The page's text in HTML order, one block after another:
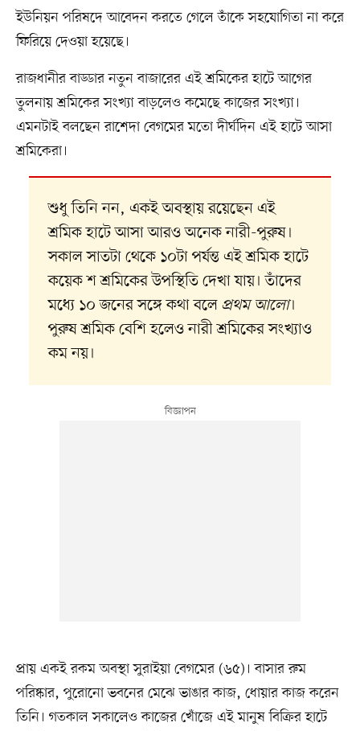
ইউনিয়ন পরিষদে আবেদন করতে গেলে তাঁকে সহযোগিতা না করে
ফিরিয়ে দেওয়া হয়েছে।
রাজধানীর বাড্ডার নতুন বাজারের এই শ্রমিকের হাটে আগের
তুলনায় শ্রমিকের সংখ্যা বাড়লেও কমেছে কাজের সংখ্যা।
এমনটাই বলছেন রাশেদা বেগমের মতো দীর্ঘদিন এই হাটে আসা
শ্রমিকেরা।
শুধু তিনি নন, একই অবস্থায় রয়েছেন এই
শ্রমিক হাটে আসা আরও অনেক নারী-পুরুষ।
সকাল সাতটা থেকে ১০টা পর্যন্ত এই শ্রমিক হাটে
কয়েক শ শ্রমিকের উপস্থিতি দেখা যায়। তাঁদের
মধ্যে ১০ জনের সঙ্গে কথা বলেপ্রথম আলো।
পুরুষ শ্রমিক বেশি হলেও নারী শ্রমিকের সংখ্যাও
কম নয়।
প্রায় একই রকম অবস্থা সুরাইয়া বেগমের (৬৫)। বাসার রুম
পরিষ্কার, পুরোনো ভবনের মেঝে ভাঙার কাজ, ধোয়ার কাজ করেন
তিনি। গতকাল সকালেও কাজের খোঁজে এই মানুষ বিক্রির হাটে